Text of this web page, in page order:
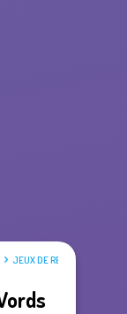
JEUX DE RECHERCHE DE